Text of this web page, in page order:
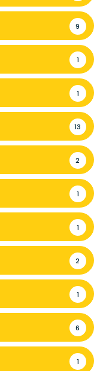
9
1
1
13
2
1
1
2
1
6
1